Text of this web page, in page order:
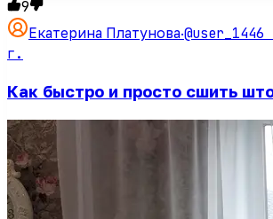
9
Екатерина Платунова·@user_1446
г.
Как быстро и просто сшить